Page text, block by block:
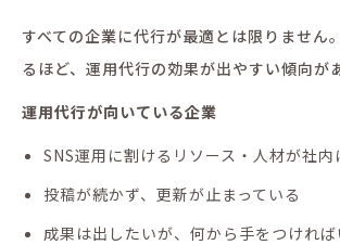
すべての企業に代行が最適とは限りません
るほど、運用代行の効果が出やすい傾向が
運用代行が向いている企業
SNS運用に割けるリソース・人材が社内
投稿が続かず、更新が止まっている
成果は出したいが、何から手をつけれ